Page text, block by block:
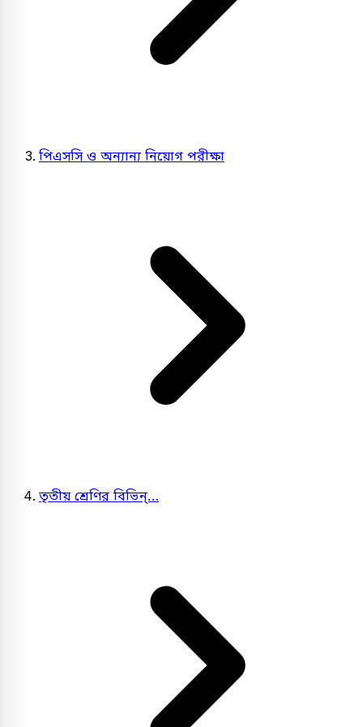
পিএসসি ও অন্যান্য নিয়োগ পরীক্ষা
তৃতীয় শ্রেণির বিভিন্…